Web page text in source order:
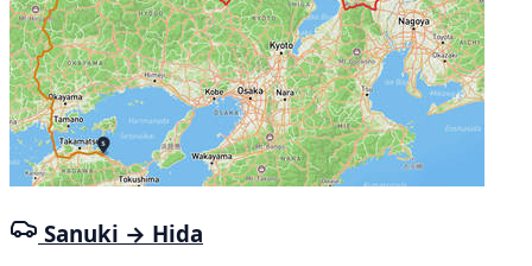
Sanuki → Hida